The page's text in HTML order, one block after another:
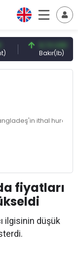
6,74 USD
Bakır(lb)
ithal hurda
fiyatları
ilgisinin düşük